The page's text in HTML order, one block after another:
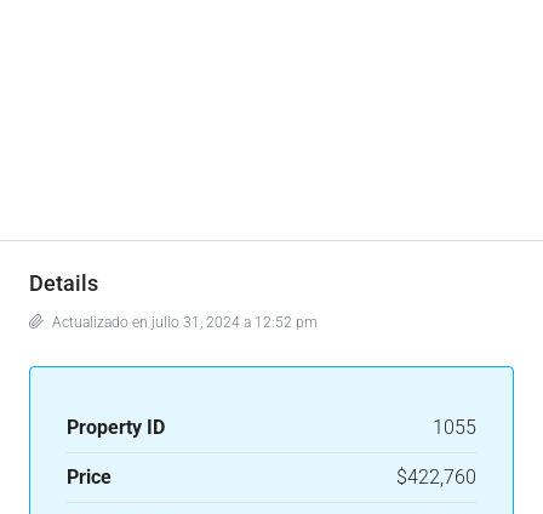
Details
Actualizado en julio 31, 2024 a 12:52 pm
Property ID 1055
Price $422,760